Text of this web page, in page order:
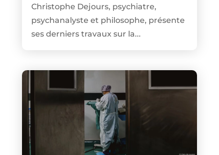
Christophe Dejours, psychiatre,
psychanalyste et philosophe, présente
ses derniers travaux sur la...